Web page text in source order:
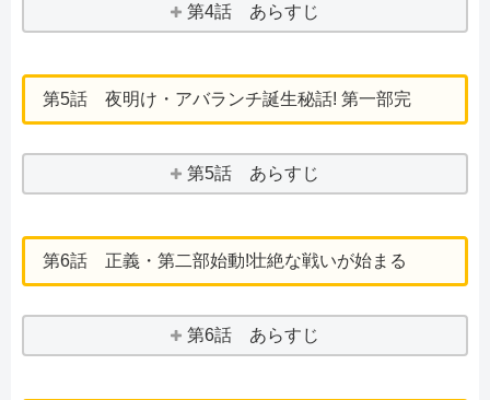
第4話 あらすじ
第5話 夜明け・アバランチ誕生秘話! 第一部完
第5話 あらすじ
第6話 正義・第二部始動!壮絶な戦いが始まる
第6話 あらすじ